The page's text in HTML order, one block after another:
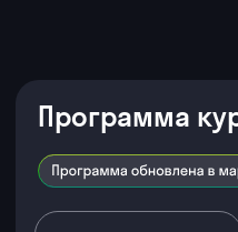
Решение на основе данных
стратегический проект для